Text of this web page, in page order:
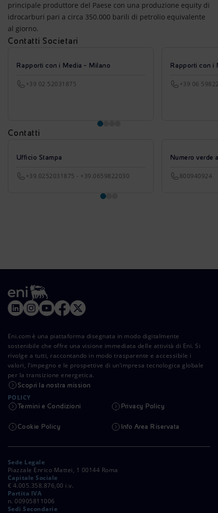
principale produttore del Paese con una produzione equity di
idrocarburi pari a circa 350.000 barili di petrolio equivalente
al giorno.
Contatti Societari
Rapporti con i Media - Milano
+39 02 52031875
Rapporti con i
+39 06
Contatti
Ufficio Stampa
+39.0252031875 - +39.0659822030
Numero verde
800940924
Eni.com è una piattaforma disegnata in modo digitalmente
sostenibile che offre una visione immediata delle attività di Eni. Si
rivolge a tutti, raccontando in modo trasparente e accessibile i
valori, l’impegno e le prospettive di un’impresa tecnologica globale
per la transizione energetica.
Scopri la nostra mission
POLICY
Termini e Condizioni Privacy Policy
Cookie Policy Info Area Riservata
Sede Legale
Piazzale Enrico Mattei, 1 00144 Roma
Capitale Sociale
€ 4.005.358.876,00 i.v.
Partita IVA
n. 00905811006
Sedi Secondarie